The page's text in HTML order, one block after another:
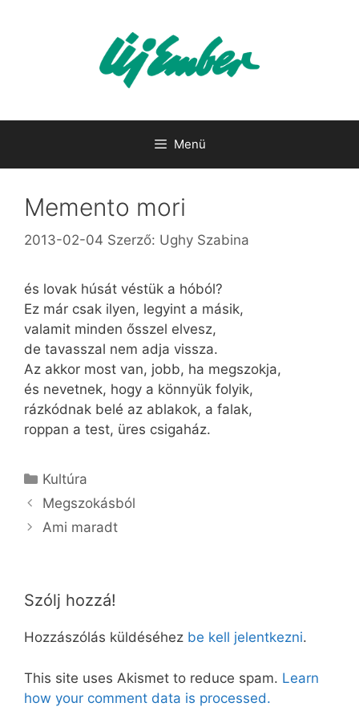
Menü
Memento mori
2013-02-04 Szerző: Ughy Szabina
és lovak húsát véstük a hóból?
Ez már csak ilyen, legyint a másik,
valamit minden ősszel elvesz,
de tavasszal nem adja vissza.
Az akkor most van, jobb, ha megszokja,
és nevetnek, hogy a könnyük folyik,
rázkódnak belé az ablakok, a falak,
roppan a test, üres csigaház.
Kategória
Kultúra
Megszokásból
Ami maradt
Szólj hozzá!
Hozzászólás küldéséhez be kell jelentkezni.
This site uses Akismet to reduce spam. Learn
how your comment data is processed.